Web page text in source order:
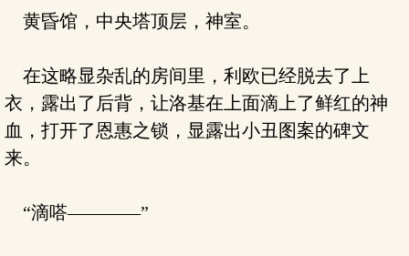
黄昏馆，中央塔顶层，神室。
在这略显杂乱的房间里，利欧已经脱去了上
衣，露出了后背，让洛基在上面滴上了鲜红的神
血，打开了恩惠之锁，显露出小丑图案的碑文
来。
“滴嗒————”